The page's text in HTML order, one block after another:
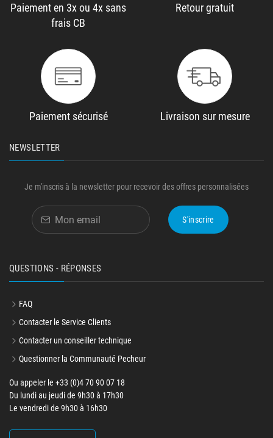
Paiement en 3x ou 4x sans
frais CB
Retour gratuit
Paiement sécurisé Livraison sur mesure
NEWSLETTER
Je m'inscris à la newsletter pour recevoir des offres personnalisées
S'inscrire
QUESTIONS - RÉPONSES
FAQ
Contacter le Service Clients
Contacter un conseiller technique
Questionner la Communauté Pecheur
Ou appeler le +33 (0)4 70 90 07 18
Du lundi au jeudi de 9h30 à 17h30
Le vendredi de 9h30 à 16h30